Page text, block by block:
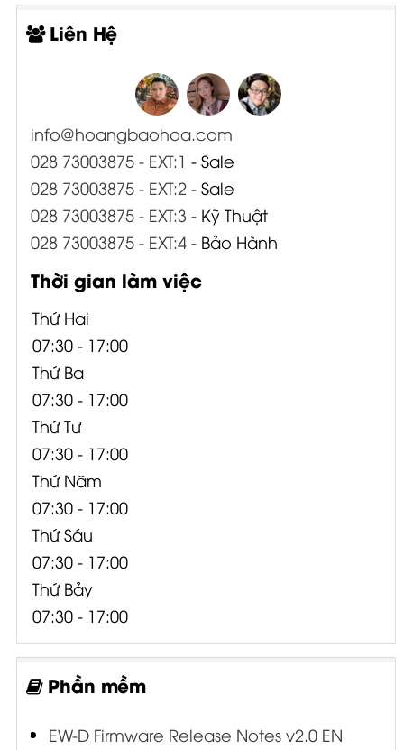
Liên Hệ
info@hoangbaohoa.com
028 73003875 - EXT:1 - Sale
028 73003875 - EXT:2- Sale
028 73003875 - EXT:3 - Kỹ Thuật
028 73003875 - EXT:4- Bảo Hành
Thời gian làm việc
Thứ Hai
07:30 - 17:00
Thứ Ba
07:30 - 17:00
Thứ Tư
07:30 - 17:00
Thứ Năm
07:30 - 17:00
Thứ Sáu
07:30 - 17:00
Thứ Bảy
07:30 - 17:00
Phần mềm
EW-D Firmware Release Notes v2.0 EN